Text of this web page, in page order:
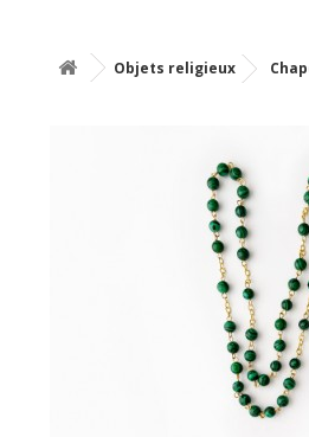
Objets religieux